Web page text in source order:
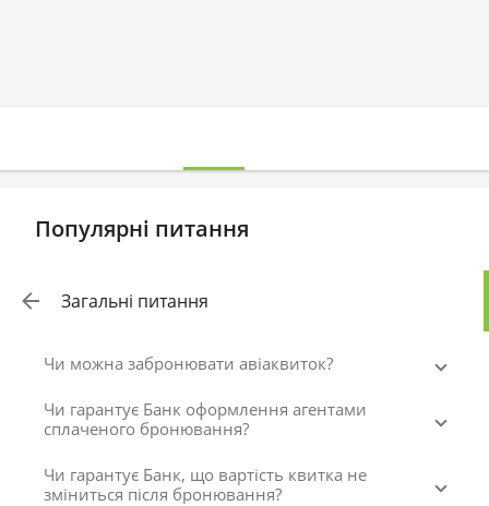
Популярні питання
Загальні питання
Чи можна забронювати авіаквиток?
Чи гарантує Банк оформлення агентами
сплаченого бронювання?
Чи гарантує Банк, що вартість квитка не
зміниться після бронювання?